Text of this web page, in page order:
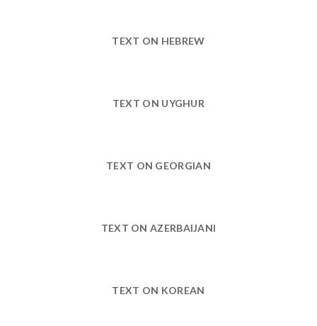
TEXT ON HEBREW
TEXT ON UYGHUR
TEXT ON GEORGIAN
TEXT ON AZERBAIJANI
TEXT ON KOREAN